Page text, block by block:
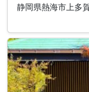
静岡県熱海市上多